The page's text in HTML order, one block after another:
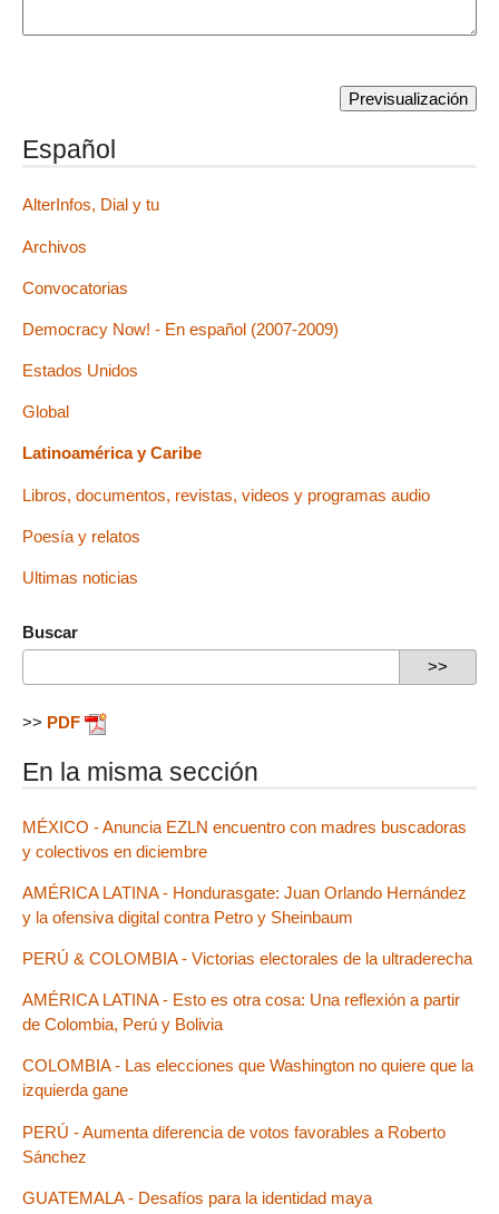
Español
AlterInfos, Dial y tu
Archivos
Convocatorias
Democracy Now! - En español (2007-2009)
Estados Unidos
Global
Latinoamérica y Caribe
Libros, documentos, revistas, videos y programas audio
Poesía y relatos
Ultimas noticias
Buscar
>> PDF
En la misma sección
MÉXICO - Anuncia EZLN encuentro con madres buscadoras
y colectivos en diciembre
AMÉRICA LATINA - Hondurasgate: Juan Orlando Hernández
y la ofensiva digital contra Petro y Sheinbaum
PERÚ & COLOMBIA - Victorias electorales de la ultraderecha
AMÉRICA LATINA - Esto es otra cosa: Una reflexión a partir
de Colombia, Perú y Bolivia
COLOMBIA - Las elecciones que Washington no quiere que la
izquierda gane
PERÚ - Aumenta diferencia de votos favorables a Roberto
Sánchez
GUATEMALA - Desafíos para la identidad maya